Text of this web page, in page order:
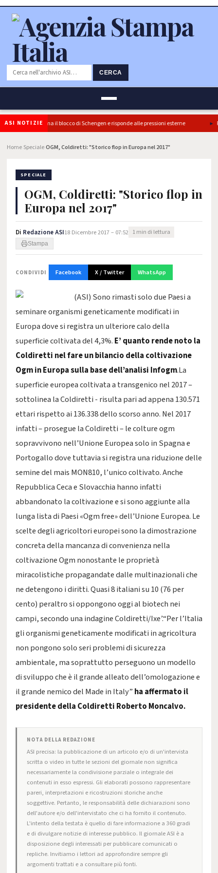
CERCA
ASI NOTIZIE
l’Italia conferma il blocco di Schengen e risponde alle pressioni esterne
Home SpecialeOGM, Coldiretti: "Storico flop in Europa nel 2017"
SPECIALE
OGM, Coldiretti: "Storico flop in
Europa nel 2017"
Di Redazione ASI18 Dicembre 2017 – 07:52 1 min di lettura
Stampa
CONDIVIDI Facebook X / Twitter WhatsApp
(ASI) Sono rimasti solo due Paesi a
seminare organismi geneticamente modificati in
Europa dove si registra un ulteriore calo della
superficie coltivata del 4,3%. E’ quanto rende noto la
Coldiretti nel fare un bilancio della coltivazione
Ogm in Europa sulla base dell’analisi Infogm.La
superficie europea coltivata a transgenico nel 2017 –
sottolinea la Coldiretti - risulta pari ad appena 130.571
ettari rispetto ai 136.338 dello scorso anno. Nel 2017
infatti – prosegue la Coldiretti – le colture ogm
sopravvivono nell’Unione Europea solo in Spagna e
Portogallo dove tuttavia si registra una riduzione delle
semine del mais MON810, l’unico coltivato. Anche
Repubblica Ceca e Slovacchia hanno infatti
abbandonato la coltivazione e si sono aggiunte alla
lunga lista di Paesi «Ogm free» dell’Unione Europea. Le
scelte degli agricoltori europei sono la dimostrazione
concreta della mancanza di convenienza nella
coltivazione Ogm nonostante le proprietà
miracolistiche propagandate dalle multinazionali che
ne detengono i diritti. Quasi 8 italiani su 10 (76 per
cento) peraltro si oppongono oggi al biotech nei
campi, secondo una indagine Coldiretti/Ixe’.“Per l’Italia
gli organismi geneticamente modificati in agricoltura
non pongono solo seri problemi di sicurezza
ambientale, ma soprattutto perseguono un modello
di sviluppo che è il grande alleato dell’omologazione e
il grande nemico del Made in Italy” ha affermato il
presidente della Coldiretti Roberto Moncalvo.
NOTA DELLA REDAZIONE
ASI precisa: la pubblicazione di un articolo e/o di un'intervista
scritta o video in tutte le sezioni del giornale non significa
necessariamente la condivisione parziale o integrale dei
contenuti in esso espressi. Gli elaborati possono rappresentare
pareri, interpretazioni e ricostruzioni storiche anche
soggettive. Pertanto, le responsabilità delle dichiarazioni sono
dell'autore e/o dell'intervistato che ci ha fornito il contenuto.
L'intento della testata è quello di fare informazione a 360 gradi
e di divulgare notizie di interesse pubblico. Il giornale ASI è a
disposizione degli interessati per pubblicare comunicati o
repliche. Invitiamo i lettori ad approfondire sempre gli
argomenti trattati e a consultare più fonti.